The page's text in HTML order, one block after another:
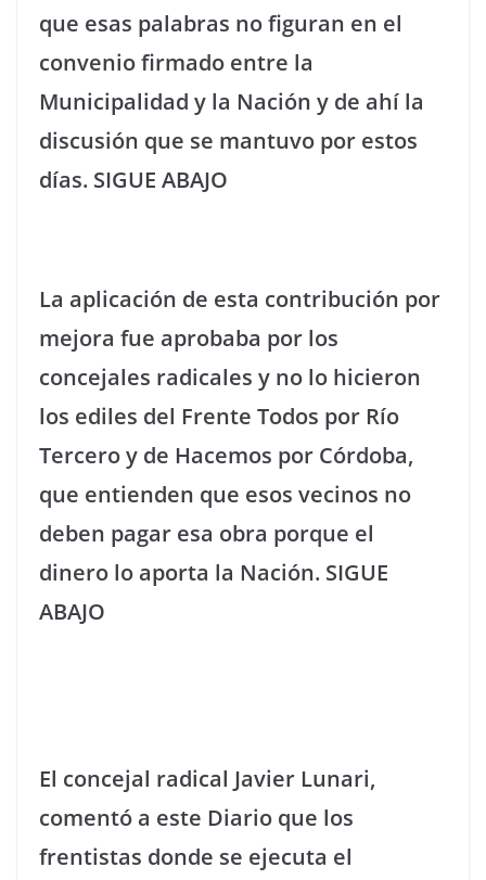
que esas palabras no figuran en el
convenio firmado entre la
Municipalidad y la Nación y de ahí la
discusión que se mantuvo por estos
días. SIGUE ABAJO
La aplicación de esta contribución por
mejora fue aprobaba por los
concejales radicales y no lo hicieron
los ediles del Frente Todos por Río
Tercero y de Hacemos por Córdoba,
que entienden que esos vecinos no
deben pagar esa obra porque el
dinero lo aporta la Nación. SIGUE
ABAJO
El concejal radical Javier Lunari,
comentó a este Diario que los
frentistas donde se ejecuta el